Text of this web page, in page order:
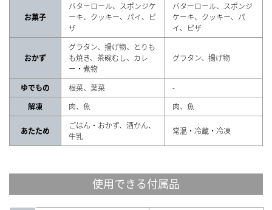
お菓子
バターロール、スポンジケ
ーキ、クッキー、パイ、ピ
ザ
バターロール、スポンジ
ケーキ、クッキー、パ
イ、ピザ
おかず
グラタン、揚げ物、とりも
も焼き、茶碗むし、カレ
ー・煮物
グラタン、揚げ物
ゆでもの 根菜、葉菜
-
解凍
肉、魚 肉、魚
あたため
ごはん・おかず、酒かん、
牛乳
常温・冷蔵・冷凍
使用できる付属品